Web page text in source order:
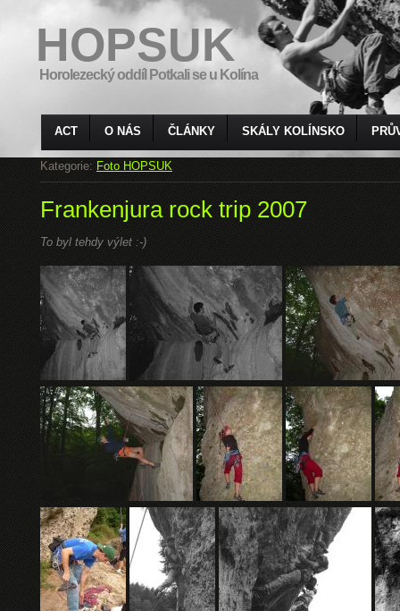
HOPSUK
Horolezecký oddíl Potkali se u Kolína
ACT O NÁS ČLÁNKY SKÁLY KOLÍNSKO
Kategorie: Foto HOPSUK
Frankenjura rock trip 2007
To byl tehdy výlet :-)